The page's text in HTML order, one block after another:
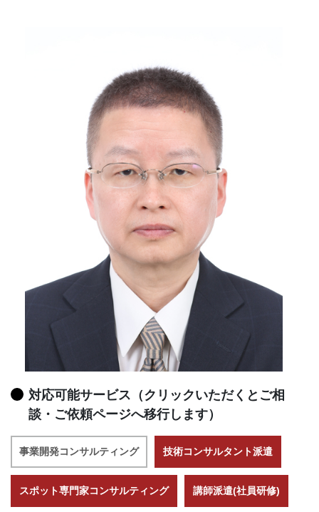
対応可能サービス（クリックいただくとご相
談・ご依頼ページへ移行します）
事業開発コンサルティング 技術コンサルタント派遣
スポット専門家コンサルティング 講師派遣(社員研修)